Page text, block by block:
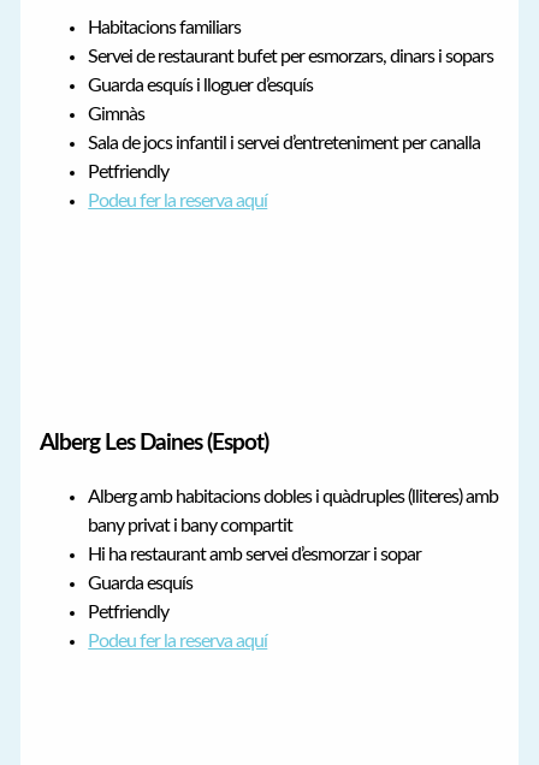
Habitacions familiars
Servei de restaurant bufet per esmorzars, dinars i sopars
Guarda esquís i lloguer d’esquís
Gimnàs
Sala de jocs infantil i servei d’entreteniment per canalla
Petfriendly
Podeu fer la reserva aquí
Alberg Les Daines (Espot)
Alberg amb habitacions dobles i quàdruples (lliteres) amb
bany privat i bany compartit
Hi ha restaurant amb servei d’esmorzar i sopar
Guarda esquís
Petfriendly
Podeu fer la reserva aquí